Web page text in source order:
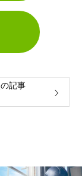
記事